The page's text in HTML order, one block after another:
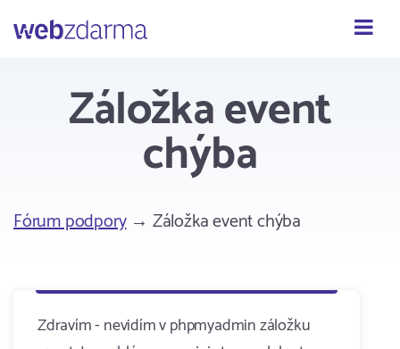
Webzdarma
Záložka event
chýba
Fórum podpory→ Záložka event chýba
Zdravím - nevidím v phpmyadmin záložku